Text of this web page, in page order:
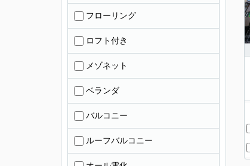
フローリング
ロフト付き
メゾネット
ベランダ
バルコニー
ルーフバルコニー